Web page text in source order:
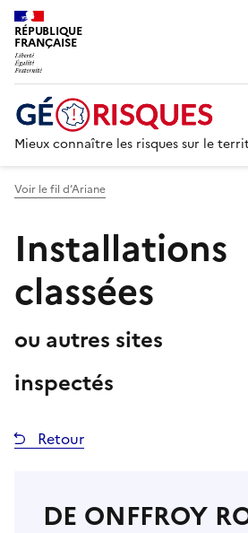
RÉPUBLIQUE
FRANÇAISE
Mieux connaître les risques sur le
Voir le fil d’Ariane
Installations
classées
ou autres sites
inspectés
Retour
DE ONFFROY